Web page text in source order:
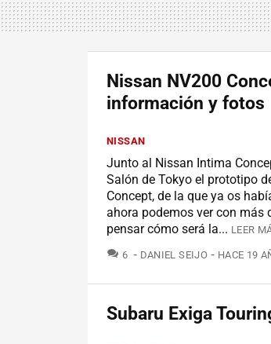
Nissan NV200
información y fotos
NISSAN
Junto al Nissan Intima
Salón de Tokyo el prototipo
Concept, de la que ya os
ahora podemos ver con más
pensar cómo será la... LEER
6 COMENTARIOS
DANIEL SEIJO HACE 19
Subaru Exiga